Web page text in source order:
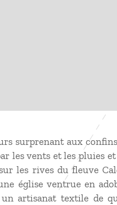
surprenant aux
les vents et les pluies
les rives du fleuve
église ventrue en
artisanat textile de